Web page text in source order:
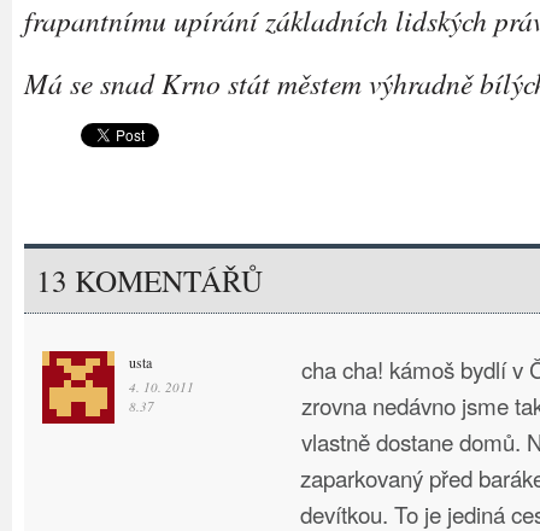
frapantnímu upírání základních lidských
Má se snad Krno stát městem výhradně
13 KOMENTÁŘŮ
usta
4. 10. 2011
8.37
cha cha! kámoš bydlí v
zrovna nedávno jsme
vlastně dostane domů.
zaparkovaný před
devítkou. To je jediná